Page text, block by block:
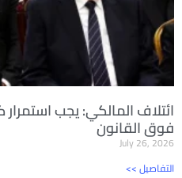
ائتلاف المالكي: يجب
فوق القانون
July 26, 2026
<< التفاصيل